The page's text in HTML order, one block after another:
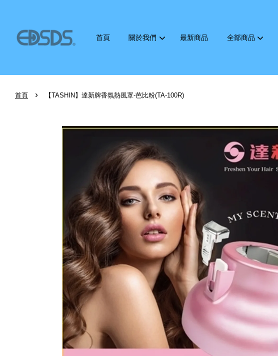
首頁 關於我們 最新商品 全部商品
首頁 › 【TASHIN】達新牌香氛熱風罩-芭比粉(TA-100R)